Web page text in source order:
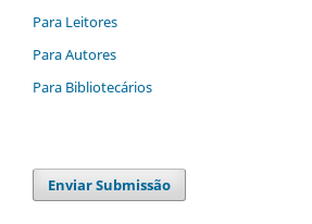
Para Leitores
Para Autores
Para Bibliotecários
Enviar Submissão